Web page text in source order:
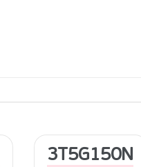
3T5G150N